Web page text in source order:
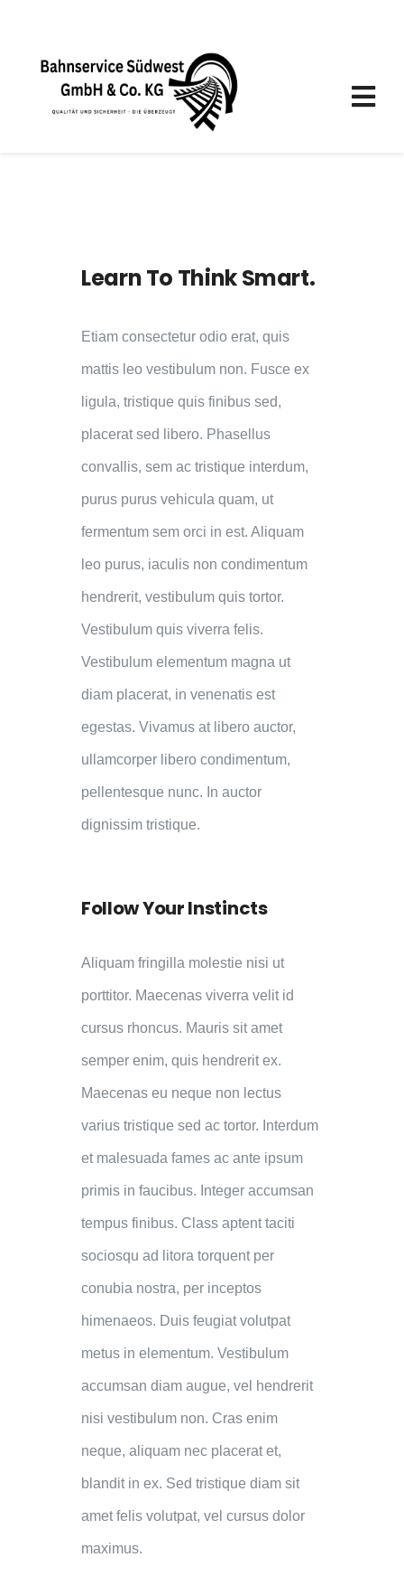
Leistungen
Anfrage
Learn To Think Smart.
Etiam consectetur odio erat, quis
mattis leo vestibulum non. Fusce ex
ligula, tristique quis finibus sed,
placerat sed libero. Phasellus
convallis, sem ac tristique interdum,
purus purus vehicula quam, ut
fermentum sem orci in est. Aliquam
leo purus, iaculis non condimentum
hendrerit, vestibulum quis tortor.
Vestibulum quis viverra felis.
Vestibulum elementum magna ut
diam placerat, in venenatis est
egestas. Vivamus at libero auctor,
ullamcorper libero condimentum,
pellentesque nunc. In auctor
dignissim tristique.
Follow Your Instincts
Aliquam fringilla molestie nisi ut
porttitor. Maecenas viverra velit id
cursus rhoncus. Mauris sit amet
semper enim, quis hendrerit ex.
Maecenas eu neque non lectus
varius tristique sed ac tortor. Interdum
et malesuada fames ac ante ipsum
primis in faucibus. Integer accumsan
tempus finibus. Class aptent taciti
sociosqu ad litora torquent per
conubia nostra, per inceptos
himenaeos. Duis feugiat volutpat
metus in elementum. Vestibulum
accumsan diam augue, vel hendrerit
nisi vestibulum non. Cras enim
neque, aliquam nec placerat et,
blandit in ex. Sed tristique diam sit
amet felis volutpat, vel cursus dolor
maximus.